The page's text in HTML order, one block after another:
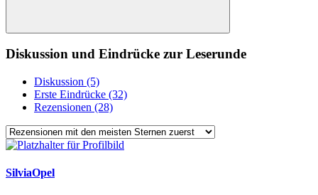
Diskussion und Eindrücke zur Leserunde
Diskussion (5)
Erste Eindrücke (32)
Rezensionen (28)
SilviaOpel